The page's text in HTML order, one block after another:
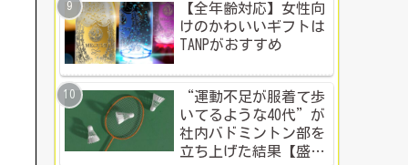
【全年齢対応】女性向
けのかわいいギフトは
TANPがおすすめ
“運動不足が服着て歩
いてるような40代”が
社内バドミントン部を
立ち上げた結果【盛り